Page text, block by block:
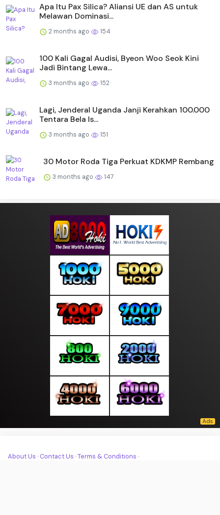
Apa Itu Pax Silica? Aliansi UE dan AS untuk
Melawan Dominasi...
2 months ago 154
100 Kali Gagal Audisi, Byeon Woo Seok Kini
Jadi Bintang Lewa...
3 months ago 152
Lagi, Jenderal Uganda Janji Kerahkan 100.000
Tentara Bela Is...
3 months ago 151
30 Motor Roda Tiga Perkuat KDKMP Rembang
3 months ago 147
About Us · Contact Us ·Terms & Conditions ·